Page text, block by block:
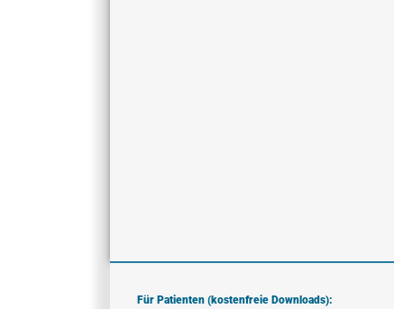
Für Patienten (kostenfreie Downloads):